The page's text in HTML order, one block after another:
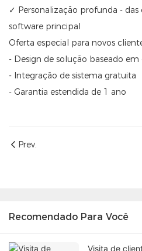
✓ Personalização profunda - das
software principal
Oferta especial para novos
- Design de solução baseado
- Integração de sistema gratuita
- Garantia estendida de 1 ano
Prev.
Recomendado Para Você
Visita de